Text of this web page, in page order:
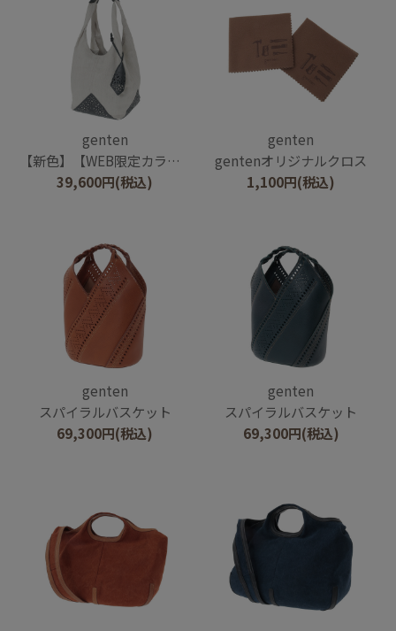
genten
【新色】【WEB限定カラー】リノ トートバッグ大
39,600円(税込)
genten
gentenオリジナルクロス
1,100円(税込)
genten
スパイラルバスケット
69,300円(税込)
genten
スパイラルバスケット
69,300円(税込)